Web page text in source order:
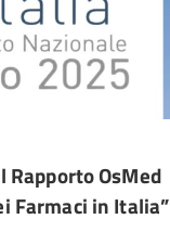
Rapporto OsMed
Farmaci in Italia”